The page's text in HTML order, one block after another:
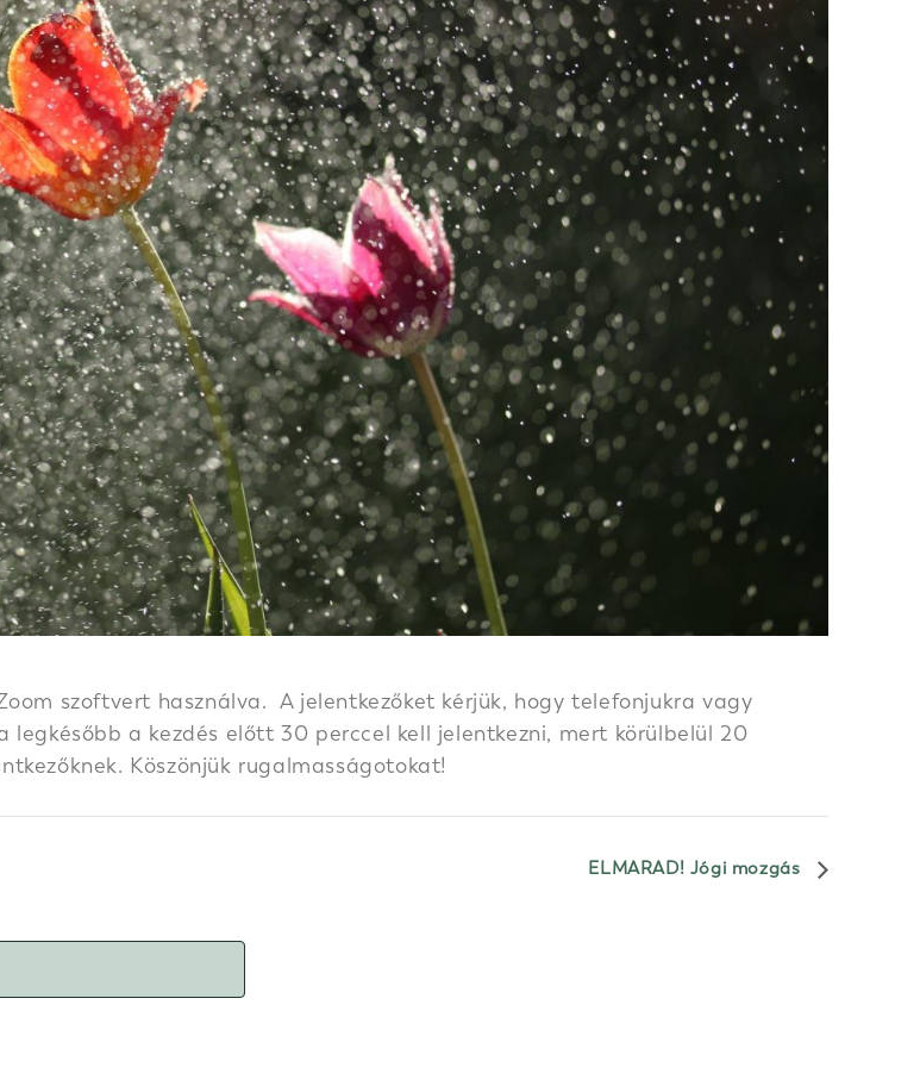
szoftvert használva. A jelentkezőket kérjük, hogy telefonjukra vagy
a kezdés előtt 30 perccel kell jelentkezni, mert körülbelül 20
Köszönjük rugalmasságotokat!
ELMARAD! Jógi mozgás